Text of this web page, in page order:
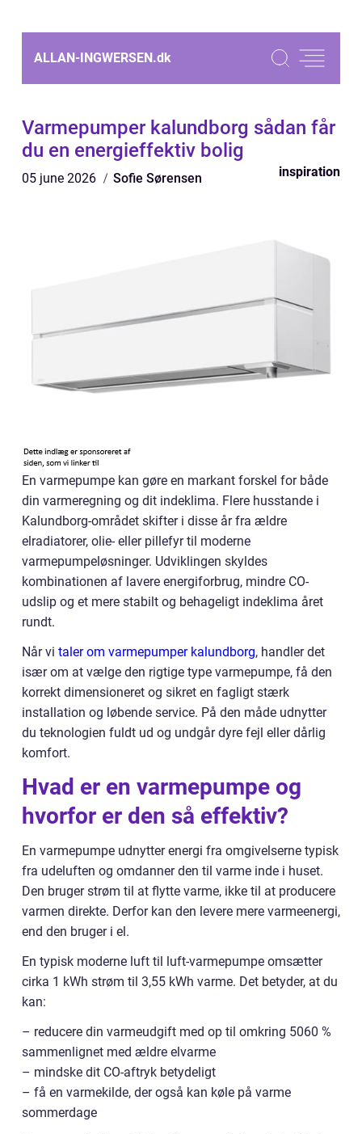
ALLAN-INGWERSEN.dk
Varmepumper kalundborg sådan får
du en energieffektiv bolig
05 june 2026 Sofie Sørensen inspiration
En varmepumpe kan gøre en markant forskel for både
din varmeregning og dit indeklima. Flere husstande i
Kalundborg-området skifter i disse år fra ældre
elradiatorer, olie- eller pillefyr til moderne
varmepumpeløsninger. Udviklingen skyldes
kombinationen af lavere energiforbrug, mindre CO-
udslip og et mere stabilt og behageligt indeklima året
rundt.
Når vi taler om varmepumper kalundborg, handler det
især om at vælge den rigtige type varmepumpe, få den
korrekt dimensioneret og sikret en fagligt stærk
installation og løbende service. På den måde udnytter
du teknologien fuldt ud og undgår dyre fejl eller dårlig
komfort.
Hvad er en varmepumpe og
hvorfor er den så effektiv?
En varmepumpe udnytter energi fra omgivelserne typisk
fra udeluften og omdanner den til varme inde i huset.
Den bruger strøm til at flytte varme, ikke til at producere
varmen direkte. Derfor kan den levere mere varmeenergi,
end den bruger i el.
En typisk moderne luft til luft-varmepumpe omsætter
cirka 1 kWh strøm til 3,55 kWh varme. Det betyder, at du
kan:
– reducere din varmeudgift med op til omkring 5060 %
sammenlignet med ældre elvarme
– mindske dit CO-aftryk betydeligt
– få en varmekilde, der også kan køle på varme
sommerdage